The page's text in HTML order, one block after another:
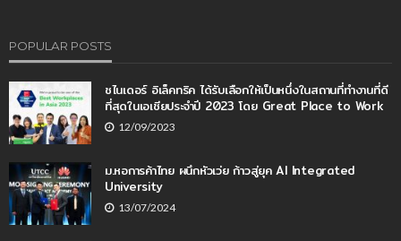
POPULAR POSTS
ชไนเดอร์ อิเล็คทริค ได้รับเลือกให้เป็นหนึ่งในสถานที่ทำงานที่ดี
ที่สุดในเอเชียประจำปี 2023 โดย Great Place to Work
12/09/2023
ม.หอการค้าไทย ผนึกหัวเว่ย ก้าวสู่ยุค AI Integrated
University
13/07/2024